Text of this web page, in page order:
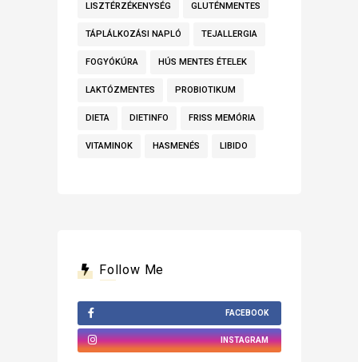
LISZTÉRZÉKENYSÉG GLUTÉNMENTES
TÁPLÁLKOZÁSI NAPLÓ TEJALLERGIA
FOGYÓKÚRA HÚS MENTES ÉTELEK
LAKTÓZMENTES PROBIOTIKUM
DIETA DIETINFO FRISS MEMÓRIA
VITAMINOK HASMENÉS LIBIDO
Follow Me
FACEBOOK
INSTAGRAM